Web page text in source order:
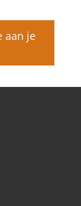
aan je